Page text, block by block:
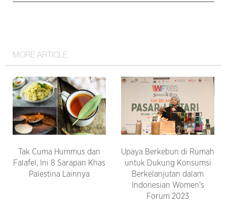
MORE ARTICLE
Tak Cuma Hummus dan
Falafel, Ini 8 Sarapan Khas
Palestina Lainnya
Upaya Berkebun di Rumah
untuk Dukung Konsumsi
Berkelanjutan dalam
Indonesian Women's
Forum 2023